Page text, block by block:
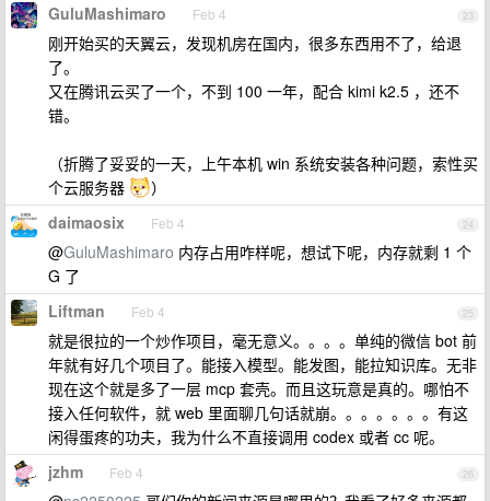
23
GuluMashimaro Feb 4
刚开始买的天翼云，发现机房在国内，很多东西用不了，给退
了。
又在腾讯云买了一个，不到 100 一年，配合 kimi k2.5 ，还不
错。
（折腾了妥妥的一天，上午本机 win 系统安装各种问题，索性买
个云服务器
）
24
daimaosix Feb 4
@GuluMashimaro 内存占用咋样呢，想试下呢，内存就剩 1 个
G 了
25
Liftman Feb 4
就是很拉的一个炒作项目，毫无意义。。。。单纯的微信 bot 前
年就有好几个项目了。能接入模型。能发图，能拉知识库。无非
现在这个就是多了一层 mcp 套壳。而且这玩意是真的。哪怕不
接入任何软件，就 web 里面聊几句话就崩。。。。。。。有这
闲得蛋疼的功夫，我为什么不直接调用 codex 或者 cc 呢。
26
jzhm Feb 4